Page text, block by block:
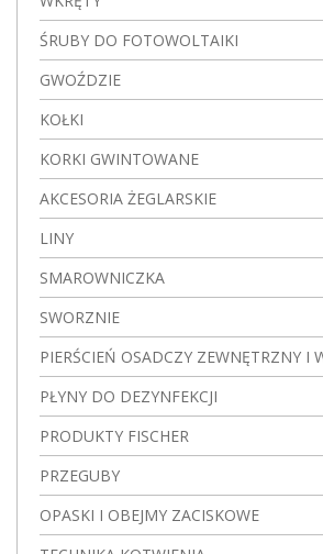
ŚRUBY DO FOTOWOLTAIKI
GWOŹDZIE
KOŁKI
KORKI GWINTOWANE
AKCESORIA ŻEGLARSKIE
LINY
SMAROWNICZKA
SWORZNIE
PIERŚCIEŃ OSADCZY ZEWNĘTRZNY I
PŁYNY DO DEZYNFEKCJI
PRODUKTY FISCHER
PRZEGUBY
OPASKI I OBEJMY ZACISKOWE